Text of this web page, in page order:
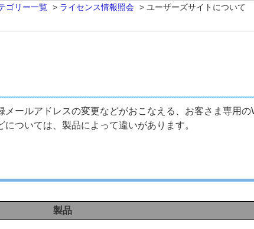
ゴリー一覧 > ライセンス情報照会 > ユーザーズサイトについて
ールアドレスの変更などがおこなえる、お客さま専用
ついては、製品によって違いがあります。
製品